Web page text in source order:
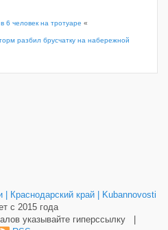
6 человек на тротуаре «
разбил брусчатку на набережной
| Краснодарский край | Kubannovosti
с 2015 года
указывайте гиперссылку |